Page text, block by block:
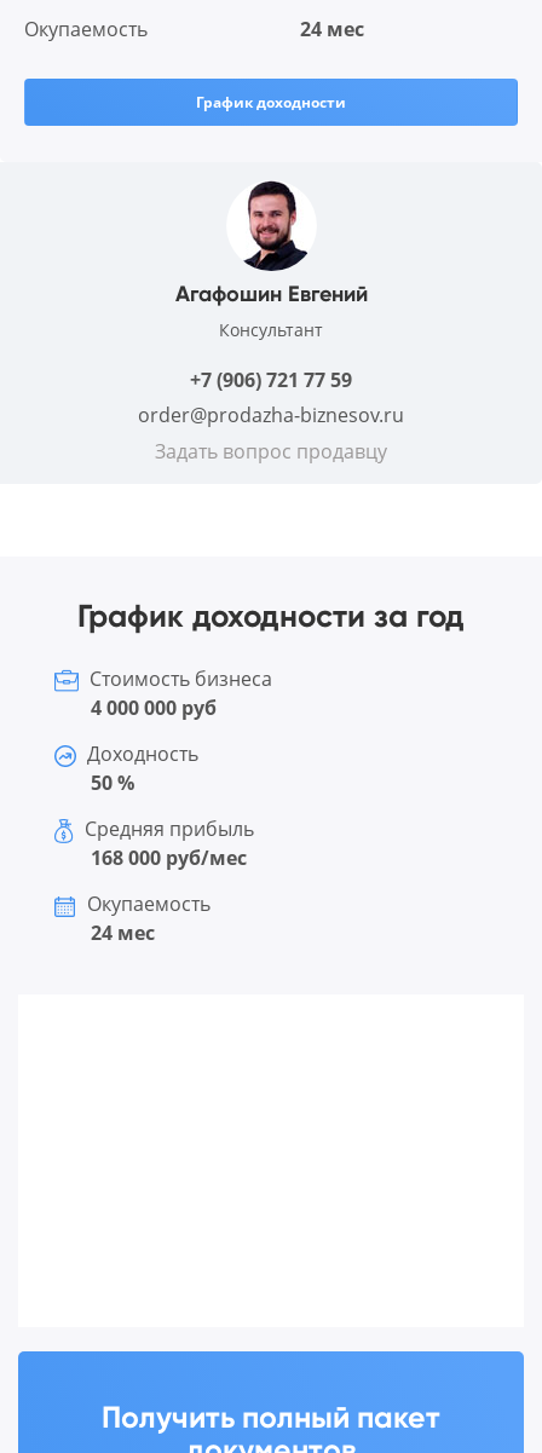
Окупаемость
24 мес
График доходности
Агафошин Евгений
Консультант
+7 (906) 721 77 59
order@prodazha-biznesov.ru
Задать вопрос продавцу
График доходности за год
Стоимость бизнеса
4 000 000 руб
Доходность
50 %
Средняя прибыль
168 000 руб/мес
Окупаемость
24 мес
Получить полный пакет